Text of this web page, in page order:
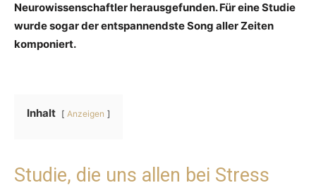
Neurowissenschaftler herausgefunden. Für eine Studie
wurde sogar der entspannendste Song aller Zeiten
komponiert.
Inhalt Anzeigen
Studie, die uns allen bei Stress